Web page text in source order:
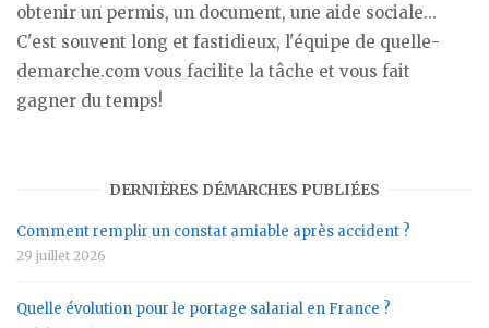
obtenir un permis, un document, une aide sociale...
C'est souvent long et fastidieux, l'équipe de quelle-
demarche.com vous facilite la tâche et vous fait
gagner du temps!
DERNIÈRES DÉMARCHES PUBLIÉES
Comment remplir un constat amiable après accident ?
29 juillet 2026
Quelle évolution pour le portage salarial en France ?